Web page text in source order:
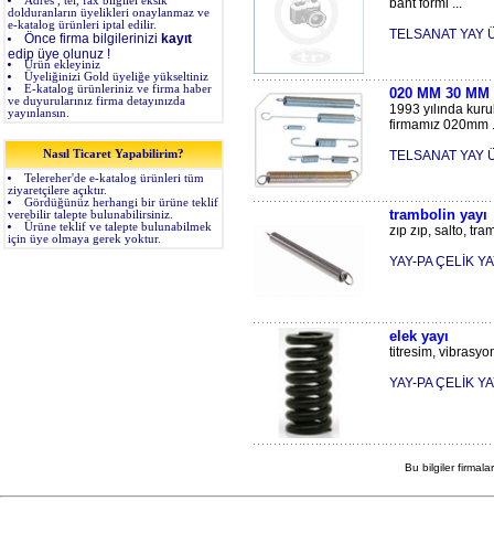
dolduranların üyelikleri onaylanmaz ve
e-katalog ürünleri iptal edilir.
Önce firma bilgilerinizi kayıt
edip üye olunuz !
Ürün ekleyiniz
Üyeliğinizi Gold üyeliğe yükseltiniz
E-katalog ürünleriniz ve firma haber
ve duyurularınız firma detayınızda
yayınlansın.
Nasıl Ticaret Yapabilirim?
Telereher'de e-katalog ürünleri tüm
ziyaretçilere açıktır.
Gördüğünüz herhangi bir ürüne teklif
verebilir talepte bulunabilirsiniz.
Ürüne teklif ve talepte bulunabilmek
için üye olmaya gerek yoktur.
bant forml ...
TELSANAT YAY
020 MM 30
1993 yılında
firmamız 020mm
TELSANAT YAY
trambolin yayı
zıp zıp, salto,
YAY-PA ÇELİK
elek yayı
titresim,
YAY-PA ÇELİK
Bu bilgiler